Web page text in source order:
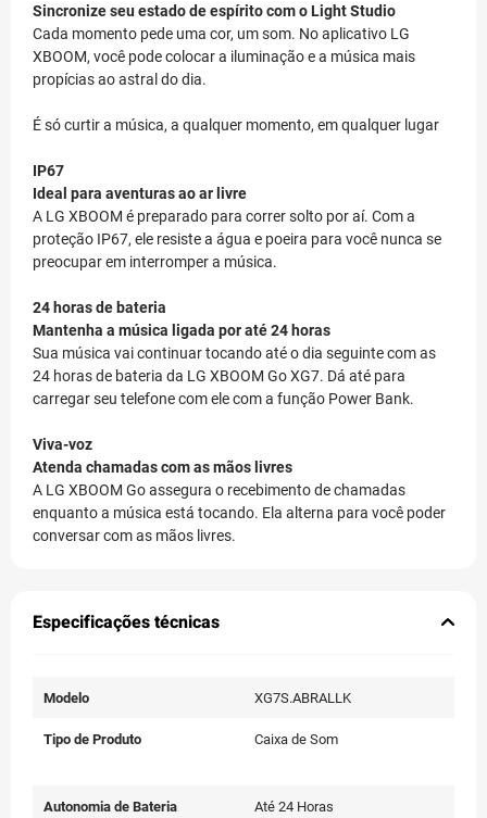
Sincronize seu estado de espírito com o Light Studio
Cada momento pede uma cor, um som. No aplicativo LG
XBOOM, você pode colocar a iluminação e a música mais
propícias ao astral do dia.
É só curtir a música, a qualquer momento, em qualquer lugar
IP67
Ideal para aventuras ao ar livre
A LG XBOOM é preparado para correr solto por aí. Com a
proteção IP67, ele resiste a água e poeira para você nunca se
preocupar em interromper a música.
24 horas de bateria
Mantenha a música ligada por até 24 horas
Sua música vai continuar tocando até o dia seguinte com as
24 horas de bateria da LG XBOOM Go XG7. Dá até para
carregar seu telefone com ele com a função Power Bank.
Viva-voz
Atenda chamadas com as mãos livres
A LG XBOOM Go assegura o recebimento de chamadas
enquanto a música está tocando. Ela alterna para você poder
conversar com as mãos livres.
Especificações técnicas
Modelo XG7S.ABRALLK
Tipo de Produto Caixa de Som
Autonomia de Bateria Até 24 Horas